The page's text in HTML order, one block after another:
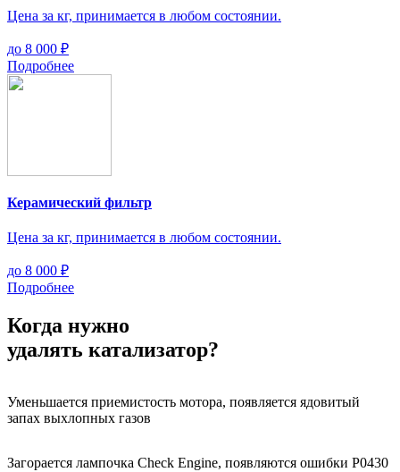
Цена за кг, принимается в любом состоянии.
до 8 000 ₽
Подробнее
Керамический фильтр
Цена за кг, принимается в любом состоянии.
до 8 000 ₽
Подробнее
Когда нужно
удалять катализатор?
Уменьшается приемистость мотора, появляется ядовитый
запах выхлопных газов
Загорается лампочка Check Engine, появляются ошибки Р0430